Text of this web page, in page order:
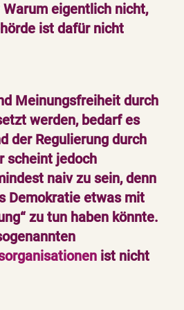
Warum eigentlich nicht,
ist dafür nicht
Meinungsfreiheit durch
werden, bedarf es
der Regulierung durch
scheint jedoch
naiv zu sein, denn
Demokratie etwas mit
zu tun haben könnte.
ist nicht